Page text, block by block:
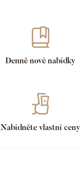
Denně nové nabídky
Nabídněte vlastní ceny